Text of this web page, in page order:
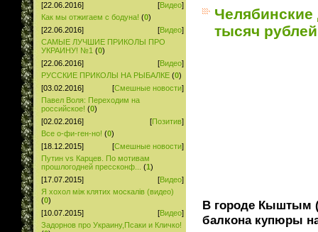
[22.06.2016] [Видео]
Как мы отжигаем с бодуна! (0)
[22.06.2016]
[Видео]
САМЫЕ ЛУЧШИЕ ПРИКОЛЫ ПРО
УКРАИНУ! №1 (0)
[22.06.2016]
[Видео]
РУССКИЕ ПРИКОЛЫ НА РЫБАЛКЕ (0)
[03.02.2016]
[Смешные новости]
Павел Воля: Переходим на
российское! (0)
[02.02.2016]
[Позитив]
Все о-фи-ген-но! (0)
[18.12.2015]
[Смешные новости]
Путин vs Карцев. По мотивам
прошлогодней прессконф...
(1)
[17.07.2015]
[Видео]
Я хохол між клятих москалів (видео)
(0)
[10.07.2015]
[Видео]
Задорнов про Украину,Псаки и Кличко!
тысяч рублей
В городе Кыштым
балкона купюры